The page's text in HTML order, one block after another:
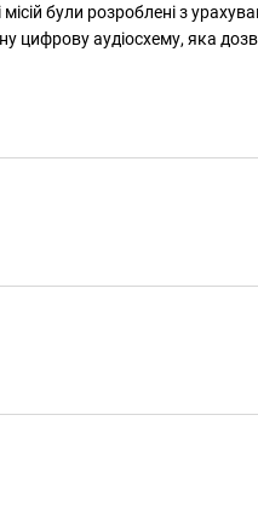
були розроблені з
цифрову аудіосхему, яка